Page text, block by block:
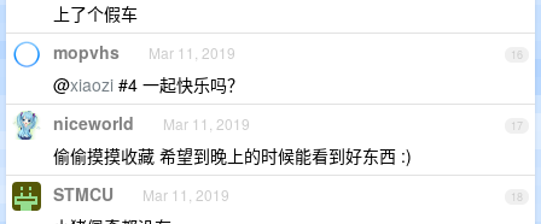
上了个假车
16
mopvhs Mar 11, 2019
@xiaozi #4 一起快乐吗？
17
niceworld Mar 11, 2019
偷偷摸摸收藏 希望到晚上的时候能看到好东西 :)
18
STMCU Mar 11, 2019